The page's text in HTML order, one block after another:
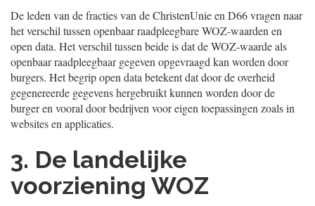
De leden van de fracties van de ChristenUnie en D66 vragen naar
het verschil tussen openbaar raadpleegbare WOZ-waarden en
open data. Het verschil tussen beide is dat de WOZ-waarde als
openbaar raadpleegbaar gegeven opgevraagd kan worden door
burgers. Het begrip open data betekent dat door de overheid
gegenereerde gegevens hergebruikt kunnen worden door de
burger en vooral door bedrijven voor eigen toepassingen zoals in
websites en applicaties.
3. De landelijke
voorziening WOZ